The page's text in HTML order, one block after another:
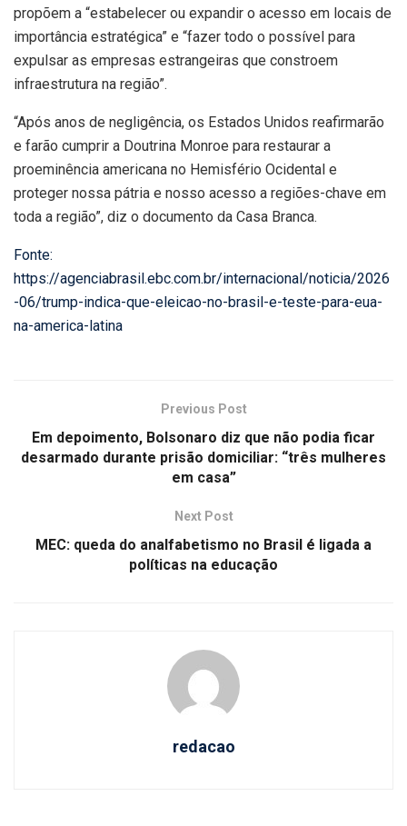
propõem a “estabelecer ou expandir o acesso em locais de
importância estratégica” e “fazer todo o possível para
expulsar as empresas estrangeiras que constroem
infraestrutura na região”.
“Após anos de negligência, os Estados Unidos reafirmarão
e farão cumprir a Doutrina Monroe para restaurar a
proeminência americana no Hemisfério Ocidental e
proteger nossa pátria e nosso acesso a regiões-chave em
toda a região”, diz o documento da Casa Branca.
Fonte:
https://agenciabrasil.ebc.com.br/internacional/noticia/2026
-06/trump-indica-que-eleicao-no-brasil-e-teste-para-eua-
na-america-latina
Previous Post
Em depoimento, Bolsonaro diz que não podia ficar
desarmado durante prisão domiciliar: “três mulheres
em casa”
Next Post
MEC: queda do analfabetismo no Brasil é ligada a
políticas na educação
redacao